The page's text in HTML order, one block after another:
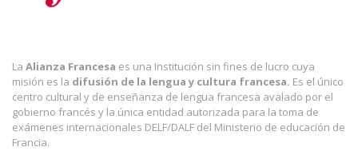
La Alianza Francesa es una Institución sin fines de lucro cuya
misión es la difusión de la lengua y cultura francesa. Es el único
centro cultural y de enseñanza de lengua francesa avalado por el
gobierno francés y la única entidad autorizada para la toma de
exámenes internacionales DELF/DALF del Ministerio de educación de
Francia.